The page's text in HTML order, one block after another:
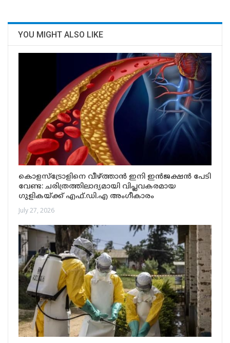
YOU MIGHT ALSO LIKE
കൊളസ്ട്രോളിനെ വീഴ്ത്താൻ ഇനി ഇൻജക്ഷൻ പേടി
വേണ്ട: ചരിത്രത്തിലാദ്യമായി വിപ്ലവകരമായ
ഗുളികയ്ക്ക് എഫ്.ഡി.എ അംഗീകാരം
July 27, 2026